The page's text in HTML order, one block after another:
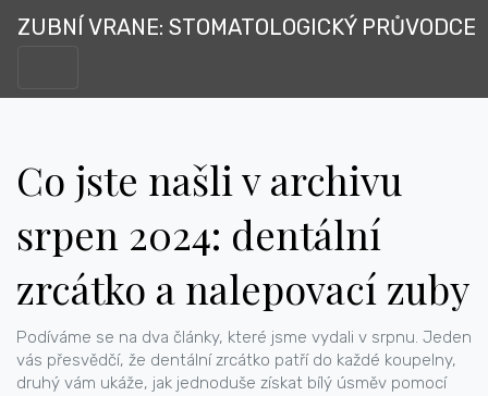
ZUBNÍ VRANE: STOMATOLOGICKÝ PRŮVODCE
Co jste našli v archivu
srpen 2024: dentální
zrcátko a nalepovací zuby
Podíváme se na dva články, které jsme vydali v srpnu. Jeden
vás přesvědčí, že dentální zrcátko patří do každé koupelny,
druhý vám ukáže, jak jednoduše získat bílý úsměv pomocí